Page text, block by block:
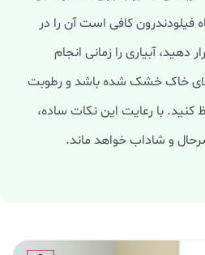
فیلودندرون کافی است آن را در
دهید، آبیاری را زمانی انجام
خاک خشک شده باشد و رطوبت
با رعایت این نکات ساده،
و شاداب خواهد ماند.